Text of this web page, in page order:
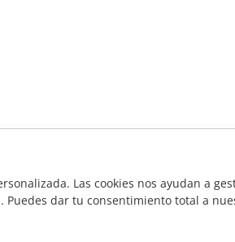
Las cookies nos ayudan a
dar tu consentimiento total a